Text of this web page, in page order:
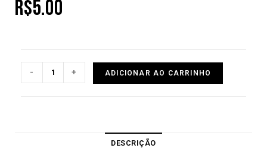
R$5.00
- + ADICIONAR AO CARRINHO
DESCRIÇÃO